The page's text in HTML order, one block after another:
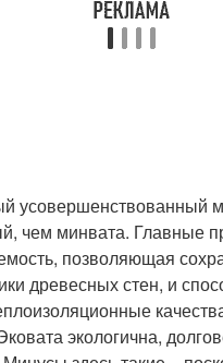
усовершенствованный
чем минвата. Главные
позволяющая
древесных стен, и
экологична,